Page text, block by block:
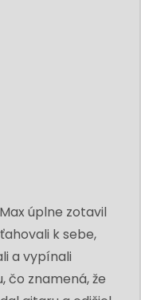
úplne zotavil
k sebe,
a vypínali
čo znamená, že